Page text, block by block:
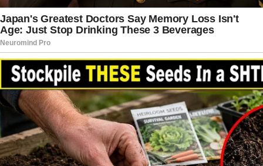
análise de depoimentos e acompanhamento de
novas pistas que chegam diariamente aos
investigadores. A estratégia busca garantir que
todas as informações relevantes sejam
verificadas antes da conclusão do inquérito,
preservando o rigor técnico necessário para uma
investigação dessa complexidade.
O caso também mobilizou a população e ganhou